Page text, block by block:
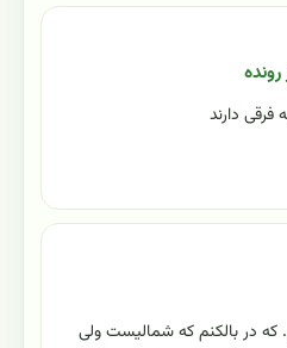
فرقی دارند
که در بالکنم که شمالیست ولی